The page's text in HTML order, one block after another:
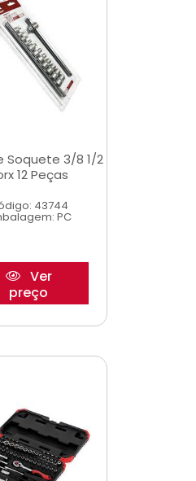
Soquete 3/8 1/2
12 Peças
43744
PC
Ver
preço